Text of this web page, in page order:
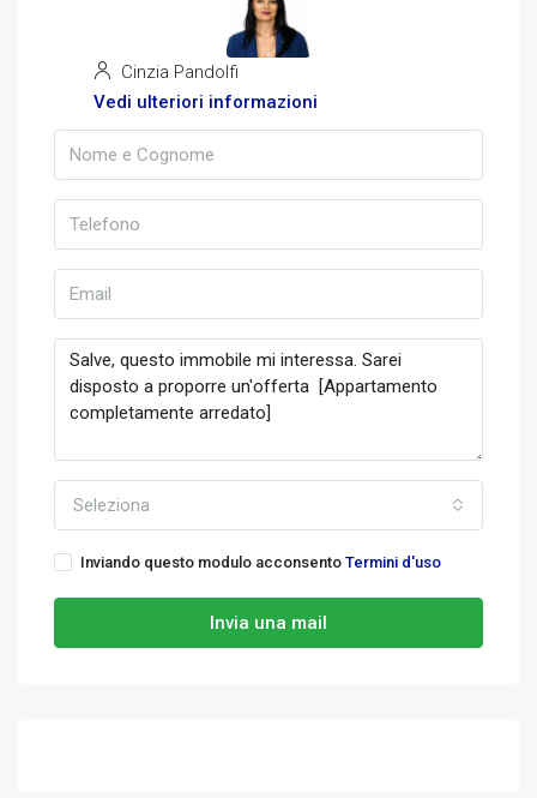
Cinzia Pandolfi
Vedi ulteriori informazioni
Seleziona
Inviando questo modulo acconsento Termini d'uso
Invia una mail